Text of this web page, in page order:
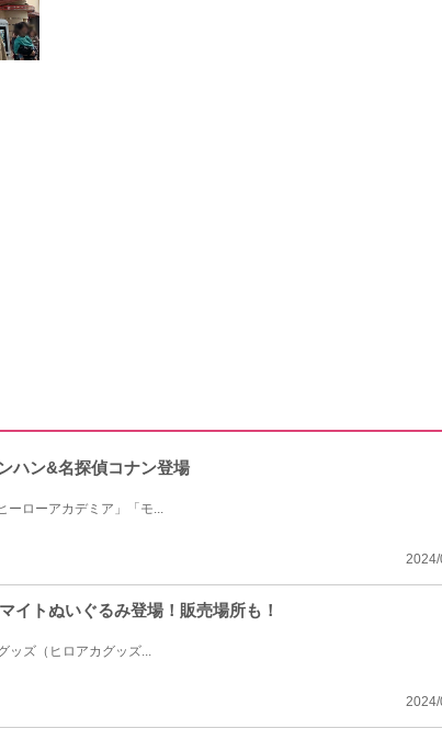
ハン&名探偵コナン登場
ーローアカデミア」「モ...
イトぬいぐるみ登場！販売場所も！
ッズ（ヒロアカグッズ...